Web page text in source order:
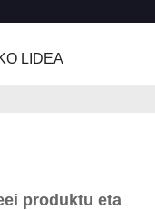
LIDEA
produktu eta